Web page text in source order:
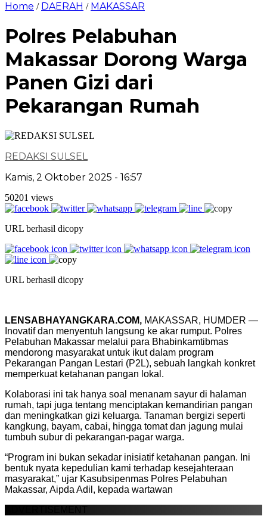
Home / DAERAH / MAKASSAR
Polres Pelabuhan
Makassar Dorong Warga
Panen Gizi dari
Pekarangan Rumah
REDAKSI SULSEL
Kamis, 2 Oktober 2025 - 16:57
50201 views
URL berhasil dicopy
URL berhasil dicopy
LENSABHAYANGKARA.COM, MAKASSAR, HUMDER —
Inovatif dan menyentuh langsung ke akar rumput. Polres
Pelabuhan Makassar melalui para Bhabinkamtibmas
mendorong masyarakat untuk ikut dalam program
Pekarangan Pangan Lestari (P2L), sebuah langkah konkret
memperkuat ketahanan pangan lokal.
Kolaborasi ini tak hanya soal menanam sayur di halaman
rumah, tapi juga tentang menciptakan kemandirian pangan
dan meningkatkan gizi keluarga. Tanaman bergizi seperti
kangkung, bayam, cabai, hingga tomat dan jagung mulai
tumbuh subur di pekarangan-pagar warga.
“Program ini bukan sekadar inisiatif ketahanan pangan. Ini
bentuk nyata kepedulian kami terhadap kesejahteraan
masyarakat,” ujar Kasubsipenmas Polres Pelabuhan
Makassar, Aipda Adil, kepada wartawan
ADVERTISEMENT